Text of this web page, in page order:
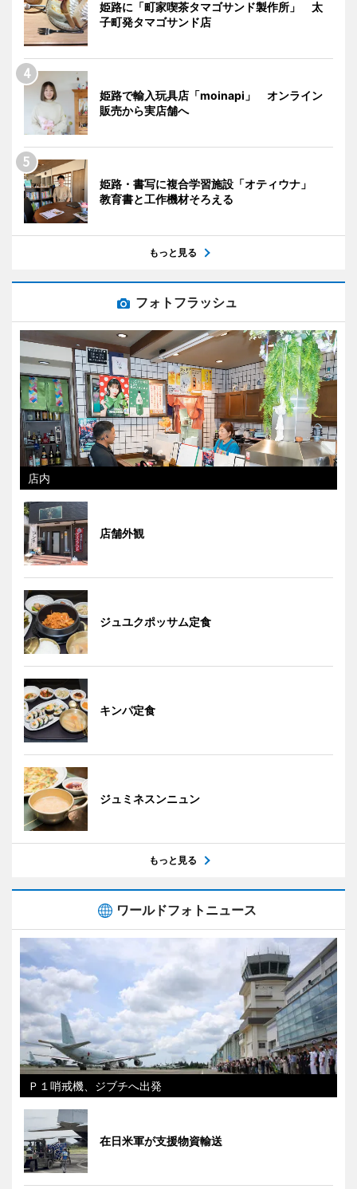
姫路に「町家喫茶タマゴサンド製作所」 太
子町発タマゴサンド店
姫路で輸入玩具店「moinapi」 オンライン
販売から実店舗へ
姫路・書写に複合学習施設「オティウナ」
教育書と工作機材そろえる
もっと見る
フォトフラッシュ
店内
店舗外観
ジュユクポッサム定食
キンパ定食
ジュミネスンニュン
もっと見る
ワールドフォトニュース
Ｐ１哨戒機、ジブチへ出発
在日米軍が支援物資輸送